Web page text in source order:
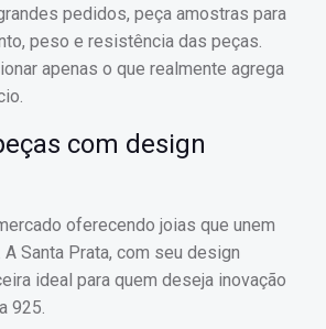
pedidos, peça amostras para
peso e resistência das peças.
apenas o que realmente agrega
com design
oferecendo joias que unem
Santa Prata, com seu design
ideal para quem deseja inovação
925.